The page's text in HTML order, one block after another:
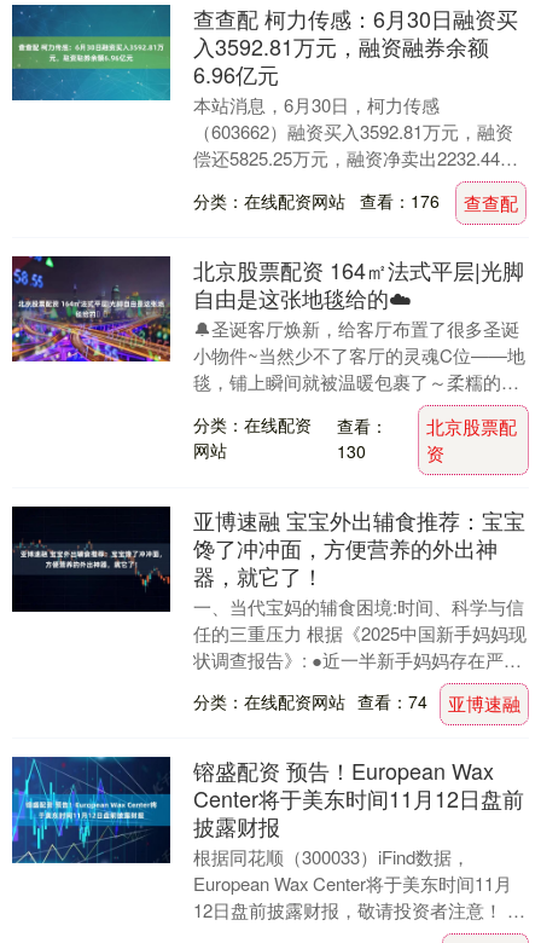
查查配 柯力传感：6月30日融资买
入3592.81万元，融资融券余额
6.96亿元
本站消息，6月30日，柯力传感
（603662）融资买入3592.81万元，融资
偿还5825.25万元，融资净卖出2232.44万
分类：在线配资网站 查看：176 查查配
北京股票配资 164㎡法式平层|光脚
自由是这张地毯给的☁️
🔔圣诞客厅焕新，给客厅布置了很多圣诞
小物件~当然少不了客厅的灵魂C位——地
毯，铺上瞬间就被温暖包裹了～柔糯的触
感让我和两只猫都陷在舒适里💤，我选的
是赛波斯无胶地....
分类：在线配资
网站
查看：
130
北京股票配
资
亚博速融 宝宝外出辅食推荐：宝宝
馋了冲冲面，方便营养的外出神
器，就它了！
一、当代宝妈的辅食困境:时间、科学与信
任的三重压力 根据《2025中国新手妈妈现
状调查报告》: ●近一半新手妈妈存在严重
睡眠问题; ●超30%需独自承担育儿重担....
分类：在线配资网站 查看：74 亚博速融
镕盛配资 预告！European Wax
Center将于美东时间11月12日盘前
披露财报
根据同花顺（300033）iFind数据，
European Wax Center将于美东时间11月
12日盘前披露财报，敬请投资者注意！ 该